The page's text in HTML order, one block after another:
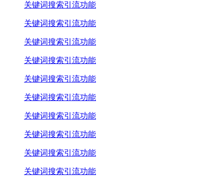
关键词搜索引流功能
关键词搜索引流功能
关键词搜索引流功能
关键词搜索引流功能
关键词搜索引流功能
关键词搜索引流功能
关键词搜索引流功能
关键词搜索引流功能
关键词搜索引流功能
关键词搜索引流功能